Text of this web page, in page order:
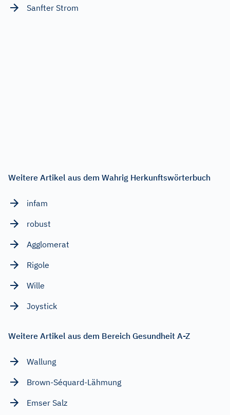
Sanfter Strom
Weitere Artikel aus dem Wahrig Herkunftswörterbuch
infam
robust
Agglomerat
Rigole
Wille
Joystick
Weitere Artikel aus dem Bereich Gesundheit A-Z
Wallung
Brown-Séquard-Lähmung
Emser Salz